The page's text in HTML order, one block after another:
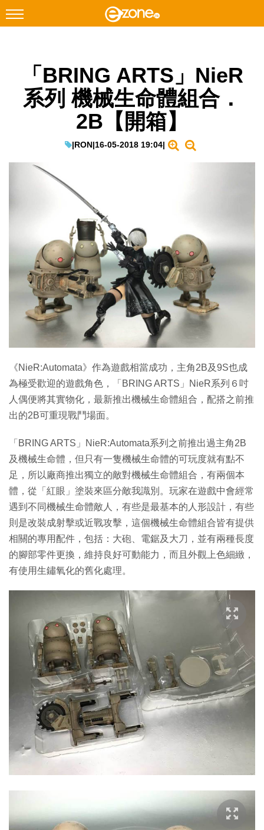
Facebook Instagram
科技焦點
教學評測
生成式AI與雲端應用
Enterprise Digital Transformation
特集
「BRING ARTS」NieR
系列 機械生命體組合．
2B【開箱】
|RON|16-05-2018 19:04|
《NieR:Automata》作為遊戲相當成功，主角2B及9S也成
為極受歡迎的遊戲角色，「BRING ARTS」NieR系列６吋
人偶便將其實物化，最新推出機械生命體組合，配搭之前推
出的2B可重現戰鬥場面。
「BRING ARTS」NieR:Automata系列之前推出過主角2B
及機械生命體，但只有一隻機械生命體的可玩度就有點不
足，所以廠商推出獨立的敵對機械生命體組合，有兩個本
體，從「紅眼」塗裝來區分敵我識別。玩家在遊戲中會經常
遇到不同機械生命體敵人，有些是最基本的人形設計，有些
則是改裝成射擊或近戰攻擊，這個機械生命體組合皆有提供
相關的專用配件，包括：大砲、電鋸及大刀，並有兩種長度
的腳部零件更換，維持良好可動能力，而且外觀上色細緻，
有使用生鏽氧化的舊化處理。